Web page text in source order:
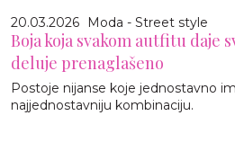
20.03.2026 Moda - Street style
Boja koja svakom autfitu daje
deluje prenaglašeno
Postoje nijanse koje jednostavno
najjednostavniju kombinaciju.